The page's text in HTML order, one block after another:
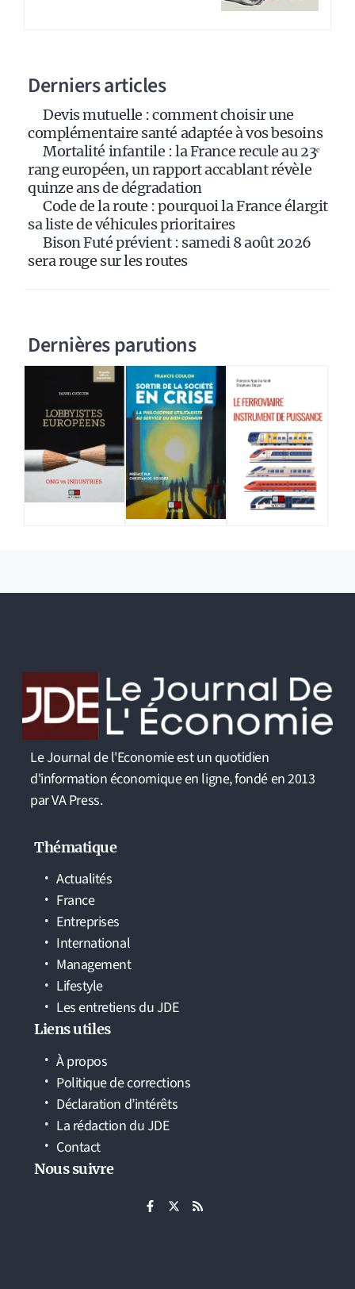
Derniers articles
Devis mutuelle : comment choisir une
complémentaire santé adaptée à vos besoins
Mortalité infantile : la France recule au 23ᵉ
rang européen, un rapport accablant révèle
quinze ans de dégradation
Code de la route : pourquoi la France élargit
sa liste de véhicules prioritaires
Bison Futé prévient : samedi 8 août 2026
sera rouge sur les routes
Dernières parutions
Le Journal de l'Economie est un quotidien
d'information économique en ligne, fondé en 2013
par VA Press.
Thématique
Actualités
France
Entreprises
International
Management
Lifestyle
Les entretiens du JDE
Liens utiles
À propos
Politique de corrections
Déclaration d’intérêts
La rédaction du JDE
Contact
Nous suivre